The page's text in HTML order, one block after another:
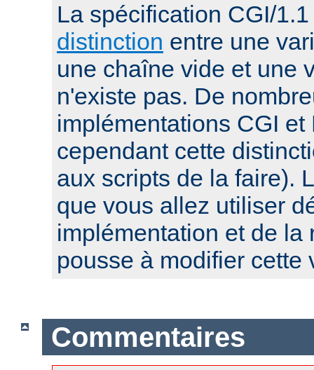
La spécification CGI/
distinction entre une
une chaîne vide et une
n'existe pas. De
implémentations CGI et
cependant cette
aux scripts de la faire).
que vous allez utiliser
implémentation et de la
pousse à modifier cette
Commentaires